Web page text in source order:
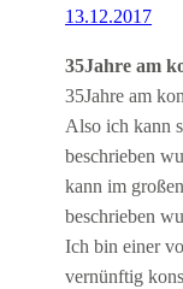
13.12.2017
35Jahre am
35Jahre am
Also ich kann
beschrieben
kann im
beschrieben
Ich bin einer
vernünftig